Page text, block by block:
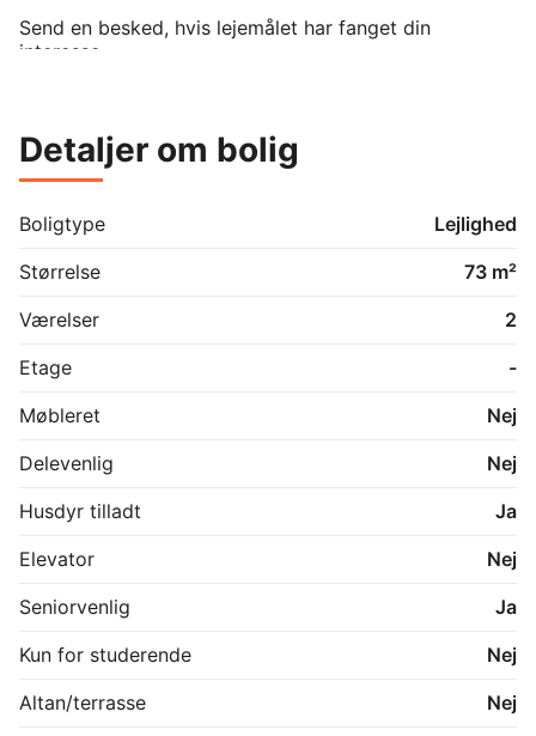
Send en besked, hvis lejemålet har fanget din
interesse.
Detaljer om bolig
Boligtype
Lejlighed
Størrelse
73 m²
Værelser
2
Etage
-
Møbleret
Nej
Delevenlig
Nej
Husdyr tilladt
Ja
Elevator
Nej
Seniorvenlig
Ja
Kun for studerende
Nej
Altan/terrasse
Nej